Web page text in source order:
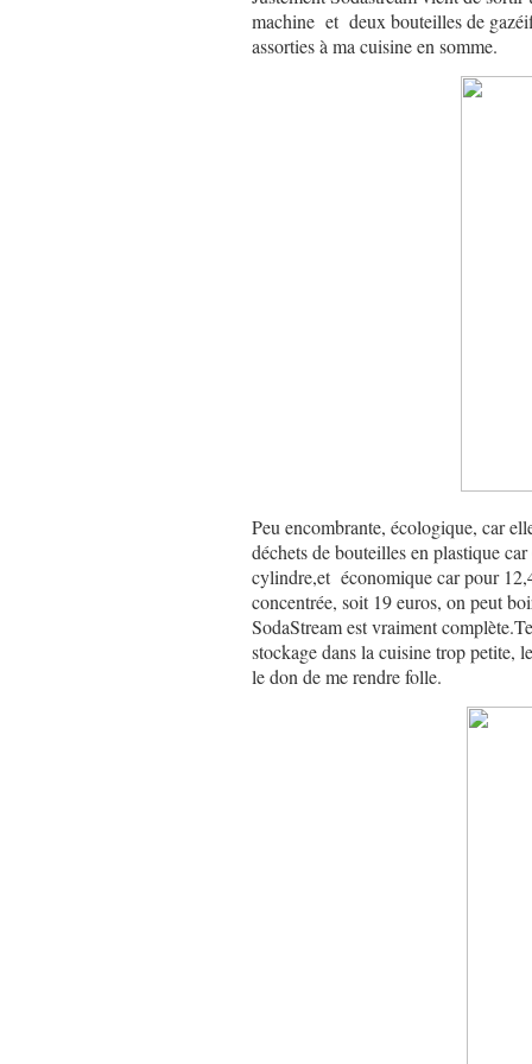
machine et deux bouteilles de
assorties à ma cuisine en somme.
Peu encombrante, écologique, car
déchets de bouteilles en plastique
cylindre,et économique car pour
concentrée, soit 19 euros, on peut
SodaStream est vraiment
stockage dans la cuisine trop petite,
le don de me rendre folle.